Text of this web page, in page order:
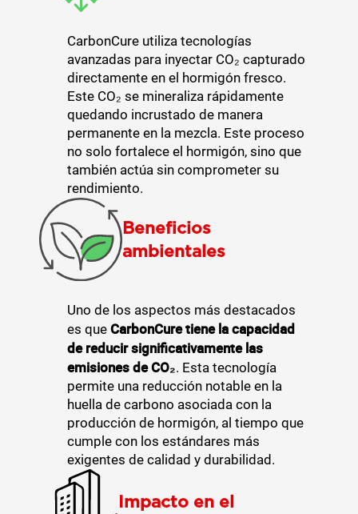
CarbonCure utiliza tecnologías
avanzadas para inyectar CO₂ capturado
directamente en el hormigón fresco.
Este CO₂ se mineraliza rápidamente
quedando incrustado de manera
permanente en la mezcla. Este proceso
no solo fortalece el hormigón, sino que
también actúa sin comprometer su
rendimiento.
Beneficios
ambientales
Uno de los aspectos más destacados
es que CarbonCure tiene la capacidad
de reducir significativamente las
emisiones de CO₂. Esta tecnología
permite una reducción notable en la
huella de carbono asociada con la
producción de hormigón, al tiempo que
cumple con los estándares más
exigentes de calidad y durabilidad.
Impacto en el